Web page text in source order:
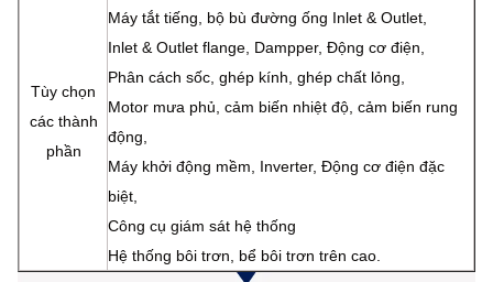
Tùy chọn
các thành
phần
Máy tắt tiếng, bộ bù đường ống Inlet & Outlet,
Inlet & Outlet flange, Dampper, Động cơ điện,
Phân cách sốc, ghép kính, ghép chất lỏng,
Motor mưa phủ, cảm biến nhiệt độ, cảm biến rung
động,
Máy khởi động mềm, Inverter, Động cơ điện đặc
biệt,
Công cụ giám sát hệ thống
Hệ thống bôi trơn, bể bôi trơn trên cao.